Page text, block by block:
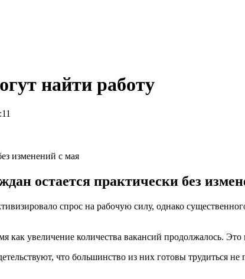
найти работу
изменений с мая
остается практически без
спрос на рабочую силу, однако
как увеличение количества вакансий продолжалось.
что большинство из них готовы трудиться